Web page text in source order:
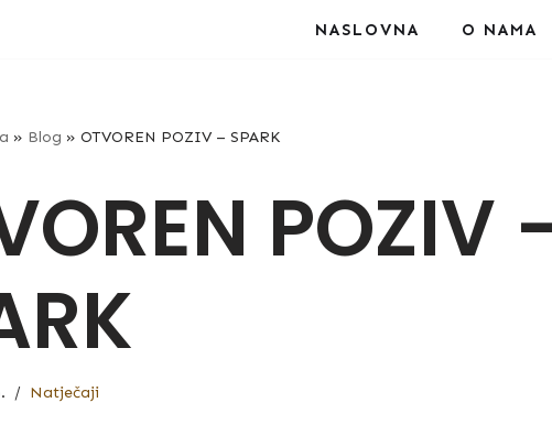
NASLOVNA O NAMA
» Blog » OTVOREN POZIV – SPARK
POZIV
Natječaji